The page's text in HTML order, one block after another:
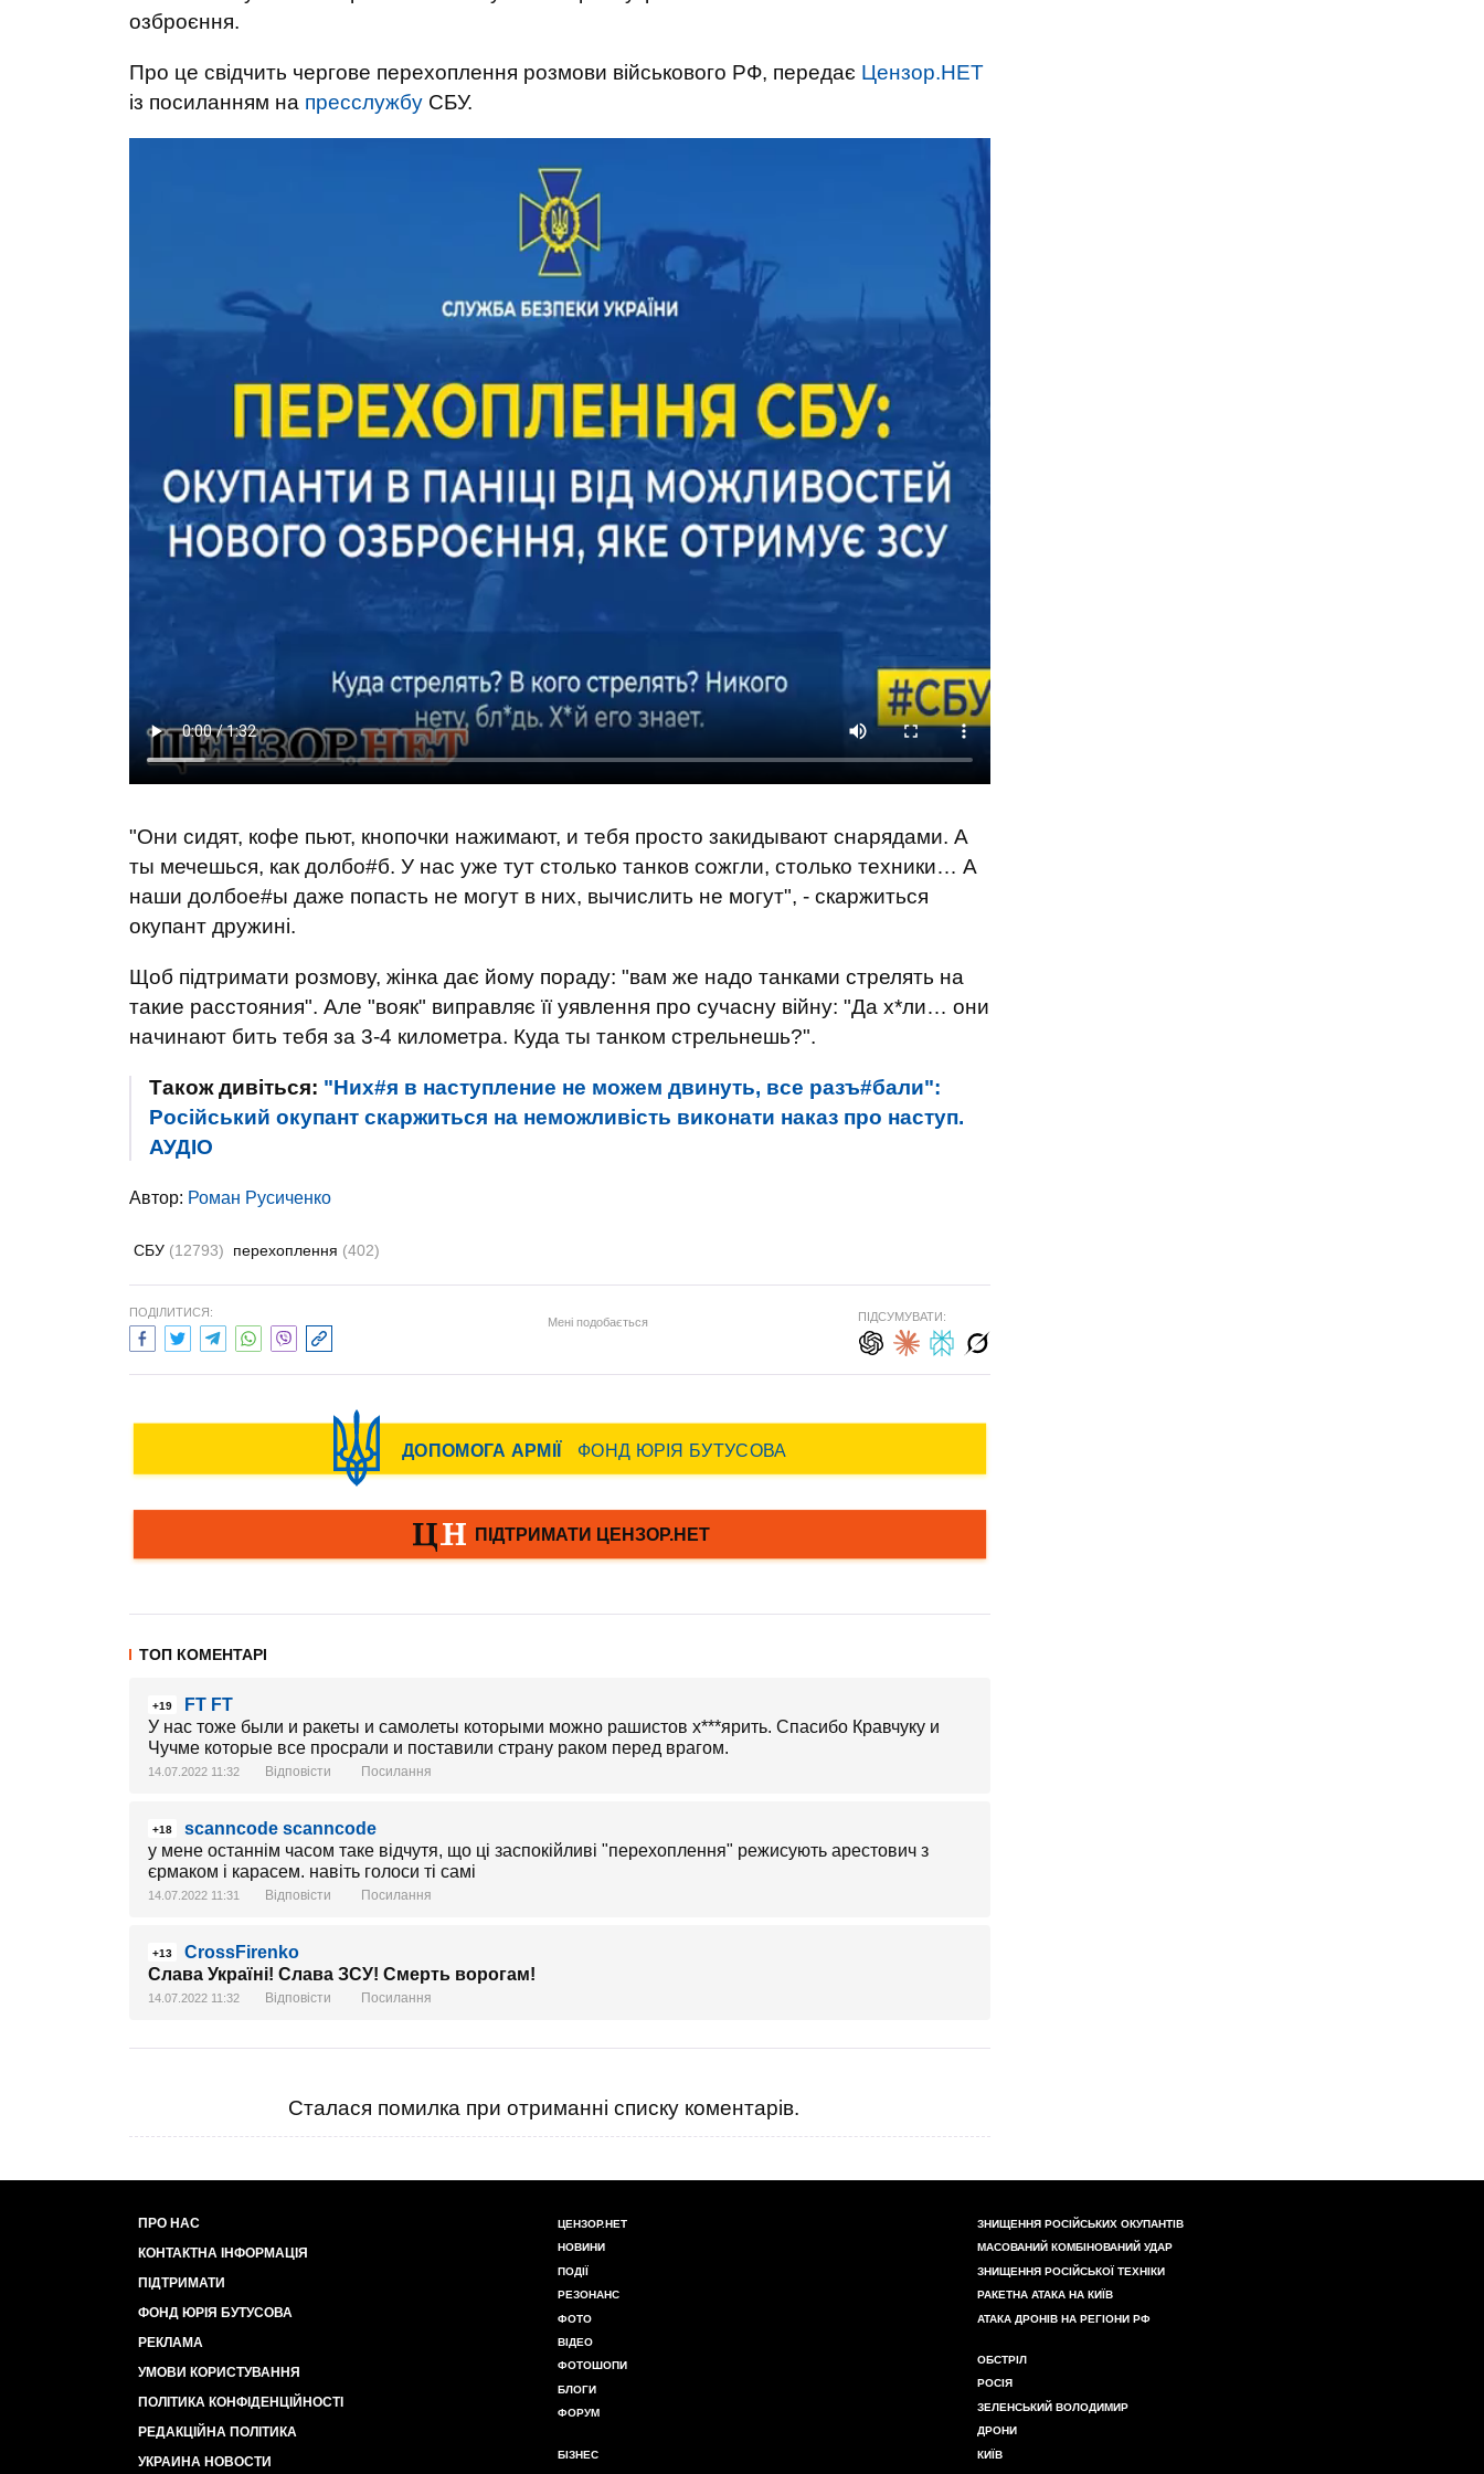
озброєння.
Про це свідчить чергове перехоплення розмови військового РФ, передає Цензор.НЕТ
із посиланням на пресслужбу СБУ.
"Они сидят, кофе пьют, кнопочки нажимают, и тебя просто закидывают снарядами. А
ты мечешься, как долбо#б. У нас уже тут столько танков сожгли, столько техники… А
наши долбое#ы даже попасть не могут в них, вычислить не могут", - скаржиться
окупант дружині.
Щоб підтримати розмову, жінка дає йому пораду: "вам же надо танками стрелять на
такие расстояния". Але "вояк" виправляє її уявлення про сучасну війну: "Да x*ли… они
начинают бить тебя за 3-4 километра. Куда ты танком стрельнешь?".
Також дивіться: "Них#я в наступление не можем двинуть, все разъ#бали":
Російський окупант скаржиться на неможливість виконати наказ про наступ.
АУДIО
Автор: Роман Русиченко
СБУ (12793) перехоплення (402)
ПОДІЛИТИСЯ:
Мені подобається ПІДСУМУВАТИ:
ТОП КОМЕНТАРІ
+19
FT FT
У нас тоже были и ракеты и самолеты которыми можно рашистов х***ярить. Спасибо Кравчуку и
Чучме которые все просрали и поставили страну раком перед врагом.
14.07.2022 11:32 Відповісти Посилання
+18
scanncode scanncode
у мене останнім часом таке відчутя, що ці заспокійливі "перехоплення" режисують арестович з
єрмаком і карасем. навіть голоси ті самі
14.07.2022 11:31 Відповісти Посилання
+13
CrossFirenko
Слава Україні! Слава ЗСУ! Смерть ворогам!
14.07.2022 11:32 Відповісти Посилання
Сталася помилка при отриманні списку коментарів.
ПРО НАС
КОНТАКТНА ІНФОРМАЦІЯ
ПІДТРИМАТИ
ФОНД ЮРІЯ БУТУСОВА
РЕКЛАМА
УМОВИ КОРИСТУВАННЯ
ПОЛІТИКА КОНФІДЕНЦІЙНОСТІ
РЕДАКЦІЙНА ПОЛІТИКА
УКРАИНА НОВОСТИ
ЦЕНЗОР.НЕТ
НОВИНИ
ПОДІЇ
РЕЗОНАНС
ФОТО
ВІДЕО
ФОТОШОПИ
БЛОГИ
ФОРУМ
БІЗНЕС
ЗНИЩЕННЯ РОСІЙСЬКИХ ОКУПАНТІВ
МАСОВАНИЙ КОМБІНОВАНИЙ УДАР
ЗНИЩЕННЯ РОСІЙСЬКОЇ ТЕХНІКИ
РАКЕТНА АТАКА НА КИЇВ
АТАКА ДРОНІВ НА РЕГІОНИ РФ
ОБСТРІЛ
РОСІЯ
ЗЕЛЕНСЬКИЙ ВОЛОДИМИР
ДРОНИ
КИЇВ